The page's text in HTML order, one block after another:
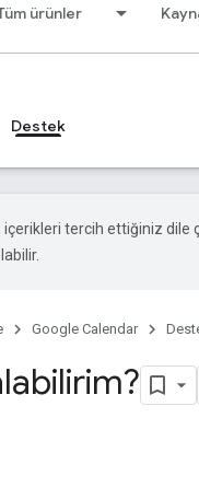
ürünler
Destek
içerikleri tercih ettiğiniz dile
Google Calendar